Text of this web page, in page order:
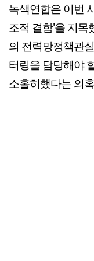
녹색연합은 이번
조적 결함'을 지목
의 전력망정책관
터링을 담당해야
소홀히했다는 의